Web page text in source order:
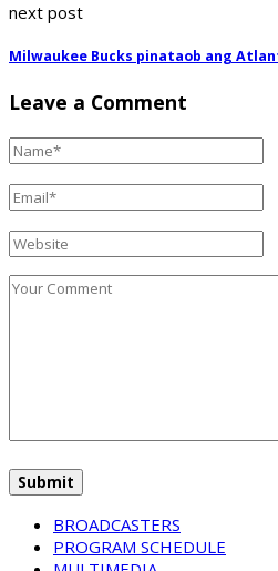
next post
Milwaukee Bucks pinataob ang
Leave a Comment
BROADCASTERS
PROGRAM SCHEDULE